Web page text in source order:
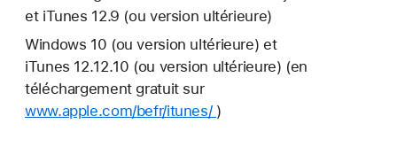
et iTunes 12.9 (ou version ultérieure)
Windows 10 (ou version ultérieure) et
iTunes 12.12.10 (ou version ultérieure) (en
téléchargement gratuit sur
www.apple.com/befr/itunes/ )